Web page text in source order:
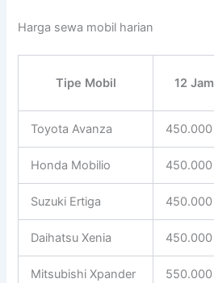
Harga sewa mobil harian
Tipe Mobil 12 Jam
Toyota Avanza 450.000
Honda Mobilio 450.000
Suzuki Ertiga 450.000
Daihatsu Xenia 450.000
Mitsubishi Xpander 550.000